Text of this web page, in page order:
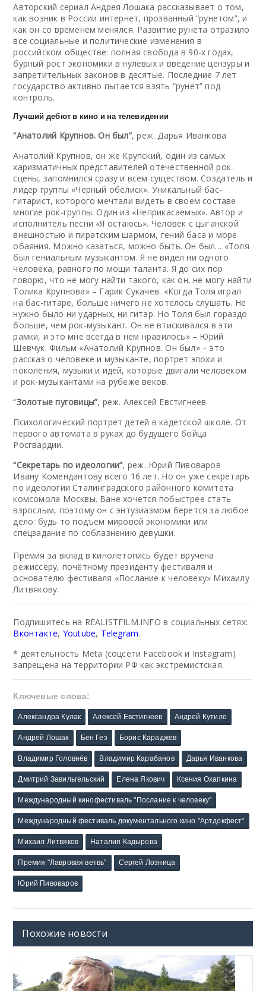
Авторский сериал Андрея Лошака рассказывает о том,
как возник в России интернет, прозванный “рунетом”, и
как он со временем менялся. Развитие рунета отразило
все социальные и политические изменения в
российском обществе: полная свобода в 90-х годах,
бурный рост экономики в нулевых и введение цензуры и
запретительных законов в десятые. Последние 7 лет
государство активно пытается взять “рунет” под
контроль.
Лучший дебют в кино и на телевидении
“Анатолий Крупнов. Он был”, реж. Дарья Иванкова
Анатолий Крупнов, он же Крупский, один из самых
харизматичных представителей отечественной рок-
сцены, запомнился сразу и всем существом. Создатель и
лидер группы «Черный обелиск». Уникальный бас-
гитарист, которого мечтали видеть в своем составе
многие рок-группы. Один из «Неприкасаемых». Автор и
исполнитель песни «Я остаюсь». Человек с цыганской
внешностью и пиратским шармом, гений баса и море
обаяния. Можно казаться, можно быть. Он был… «Толя
был гениальным музыкантом. Я не видел ни одного
человека, равного по мощи таланта. Я до сих пор
говорю, что не могу найти такого, как он, не могу найти
Толика Крупнова» – Гарик Сукачев. «Когда Толя играл
на бас-гитаре, больше ничего не хотелось слушать. Не
нужно было ни ударных, ни гитар. Но Толя был гораздо
больше, чем рок-музыкант. Он не втискивался в эти
рамки, и это мне всегда в нем нравилось» – Юрий
Шевчук. Фильм «Анатолий Крупнов. Он был» – это
рассказ о человеке и музыканте, портрет эпохи и
поколения, музыки и идей, которые двигали человеком
и рок-музыкантами на рубеже веков.
“Золотые пуговицы”, реж. Алексей Евстигнеев
Психологический портрет детей в кадетской школе. От
первого автомата в руках до будущего бойца
Росгвардии.
“Секретарь по идеологии”, реж. Юрий Пивоваров
Ивану Комендантову всего 16 лет. Но он уже секретарь
по идеологии Сталинградского районного комитета
комсомола Москвы. Ване хочется побыстрее стать
взрослым, поэтому он с энтузиазмом берется за любое
дело: будь то подъем мировой экономики или
спецзадание по соблазнению девушки.
Премия за вклад в кинолетопись будет вручена
режиссёру, почётному президенту фестиваля и
основателю фестиваля «Послание к человеку» Михаилу
Литвякову.
Подпишитесь на REALISTFILM.INFO в социальных сетях:
Вконтакте, Youtube, Telegram.
* деятельность Meta (соцсети Facebook и Instagram)
запрещена на территории РФ как экстремистская.
Ключевые слова:
Александра Кулак Алексей Евстигнеев Андрей Кутило
Андрей Лошак Бен Гез Борис Караджев
Владимир Головнёв Владимир Карабанов Дарья Иванкова
Дмитрий Завильгельский Елена Якович Ксения Охапкина
Международный кинофестиваль "Послание к человеку"
Международный фестиваль документального кино "Артдокфест"
Михаил Литвяков Наталия Кадырова
Премия "Лавровая ветвь" Сергей Лозница
Юрий Пивоваров
Похожие новости